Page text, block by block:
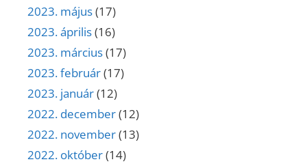
2023. május(17)
2023. április(16)
2023. március(17)
2023. február(17)
2023. január(12)
2022. december(12)
2022. november(13)
2022. október(14)